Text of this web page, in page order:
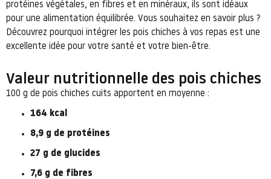
protéines végétales, en fibres et en minéraux, ils sont idéaux
pour une alimentation équilibrée. Vous souhaitez en savoir plus ?
Découvrez pourquoi intégrer les pois chiches à vos repas est une
excellente idée pour votre santé et votre bien-être.
Valeur nutritionnelle des pois chiches
100 g de pois chiches cuits apportent en moyenne :
164 kcal
8,9 g de protéines
27 g de glucides
7,6 g de fibres